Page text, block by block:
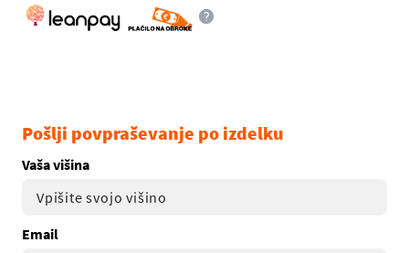
Pošlji povpraševanje po izdelku
Vaša višina
Email